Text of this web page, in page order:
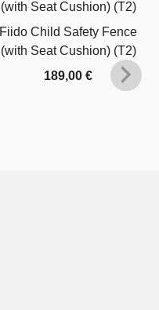
Fiido Child Safety Fence
(with Seat Cushion) (T2)
189,00€